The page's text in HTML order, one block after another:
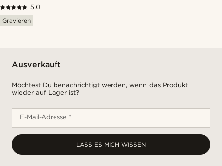
5.0
Gravieren
Ausverkauft
Möchtest Du benachrichtigt werden, wenn das Produkt
wieder auf Lager ist?
E-Mail-Adresse *
LASS ES MICH WISSEN